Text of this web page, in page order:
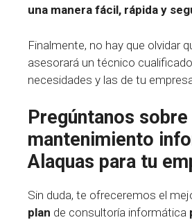
una manera fácil, rápida y
Finalmente, no hay que olvidar
asesorará un técnico
necesidades y las de tu
Pregúntanos sobre
mantenimiento
Alaquas para tu
Sin duda, te ofreceremos el
plan de consultoría informática